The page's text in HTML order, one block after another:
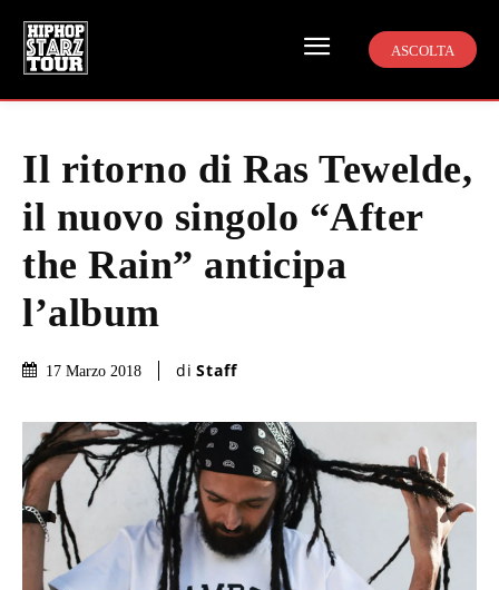
ASCOLTA
Il ritorno di Ras Tewelde,
il nuovo singolo “After
the Rain” anticipa
l’album
17 Marzo 2018 di Staff